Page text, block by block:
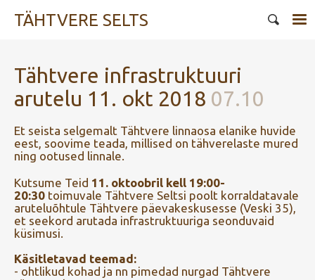
TÄHTVERE SELTS
Tähtvere infrastruktuuri
arutelu 11. okt 2018 07.10
Et seista selgemalt Tähtvere linnaosa elanike huvide
eest, soovime teada, millised on tähverelaste mured
ning ootused linnale.
Kutsume Teid 11. oktoobril kell 19:00-
20:30 toimuvale Tähtvere Seltsi poolt korraldatavale
aruteluõhtule Tähtvere päevakeskusesse (Veski 35),
et seekord arutada infrastruktuuriga seonduvaid
küsimusi.
Käsitletavad teemad:
- ohtlikud kohad ja nn pimedad nurgad Tähtvere